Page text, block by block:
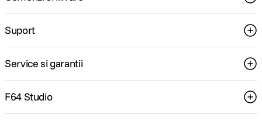
Suport
Service si garantii
F64 Studio